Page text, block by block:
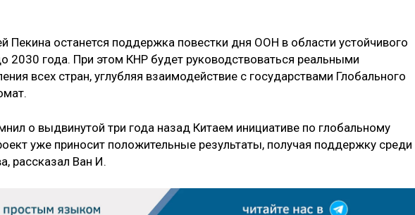
Пекина останется поддержка повестки дня ООН в области устойчивого
2030 года. При этом КНР будет руководствоваться реальными
всех стран, углубляя взаимодействие с государствами Глобального
о выдвинутой три года назад Китаем инициативе по глобальному
уже приносит положительные результаты, получая поддержку среди
рассказал Ван И.